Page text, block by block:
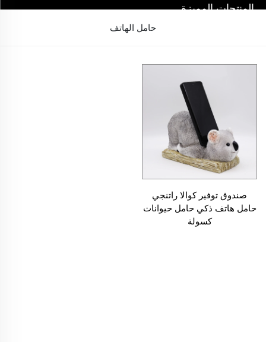
المنتجات المميزة
حامل الهاتف
صندوق توفير كوالا راتنجي
حامل هاتف ذكي حامل حيوانات
كسولة